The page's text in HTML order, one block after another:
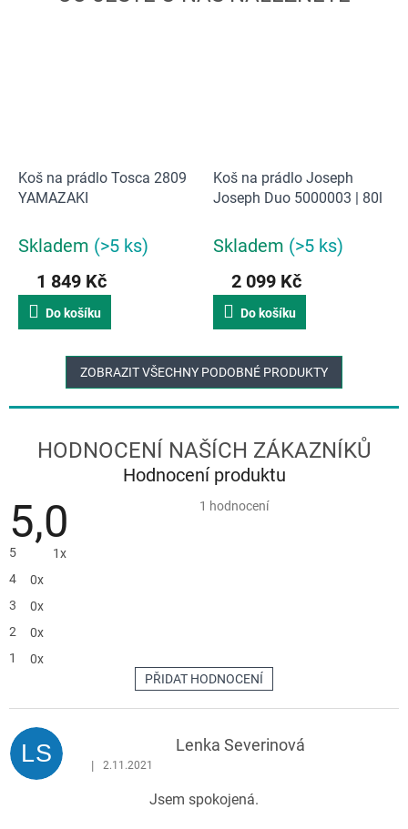
Koš na prádlo Tosca 2809
YAMAZAKI
Skladem (>5 ks)
1 849 Kč
Do košíku
Koš na prádlo Joseph
Joseph Duo 5000003 | 80l
Skladem (>5 ks)
2 099 Kč
Do košíku
ZOBRAZIT VŠECHNY PODOBNÉ PRODUKTY
Hodnocení produktu
5,0
Průměrné
1 hodnocení
5
1x
4
0x
3
0x
2
0x
1
0x
PŘIDAT HODNOCENÍ
p
i LS Lenka Severinová
Hodnocení produktu je 5 z 5 hvězdiček.
| 2.11.2021
Jsem spokojená.